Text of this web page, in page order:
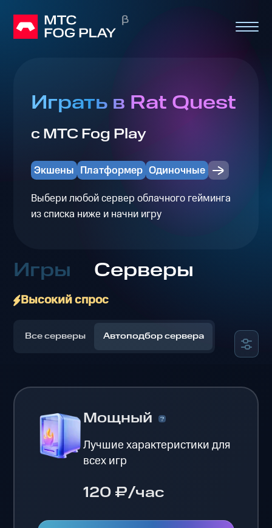
Играть в Rat Quest
с МТС Fog Play
Экшены Платформер Одиночные
Выбери любой сервер облачного гейминга
из списка ниже и начни игру
Игры Серверы
Высокий спрос
Все серверы Автоподбор сервера
Мощный
Лучшие характеристики для
всех игр
120 ₽/час